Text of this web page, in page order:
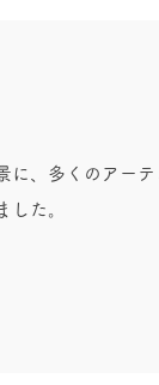
に、多くのアー
した。